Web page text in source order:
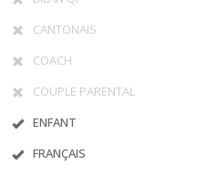
CANTONAIS
COACH
COUPLE PARENTAL
ENFANT
FRANÇAIS